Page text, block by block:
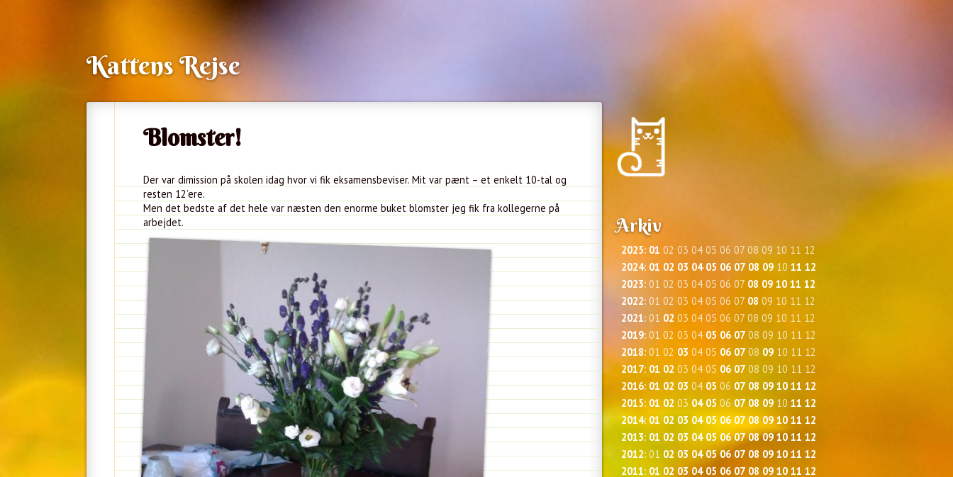
Kattens Rejse
Blomster!
Der var dimission på skolen idag hvor vi fik eksamensbeviser. Mit var pænt – et enkelt 10-tal og
resten 12’ere.
Men det bedste af det hele var næsten den enorme buket blomster jeg fik fra kollegerne på
arbejdet.
Arkiv
2025: 01 02 03 04 05 06 07 08 09 10 11 12
2024: 01 02 03 04 05 06 07 08 09 10 11 12
2023: 01 02 03 04 05 06 07 08 09 10 11 12
2022: 01 02 03 04 05 06 07 08 09 10 11 12
2021: 01 02 03 04 05 06 07 08 09 10 11 12
2019: 01 02 03 04 05 06 07 08 09 10 11 12
2018: 01 02 03 04 05 06 07 08 09 10 11 12
2017: 01 02 03 04 05 06 07 08 09 10 11 12
2016: 01 02 03 04 05 06 07 08 09 10 11 12
2015: 01 02 03 04 05 06 07 08 09 10 11 12
2014: 01 02 03 04 05 06 07 08 09 10 11 12
2013: 01 02 03 04 05 06 07 08 09 10 11 12
2012: 01 02 03 04 05 06 07 08 09 10 11 12
2011: 01 02 03 04 05 06 07 08 09 10 11 12